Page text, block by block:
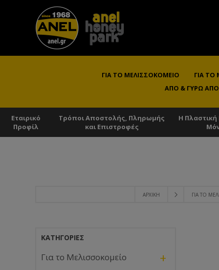
ΓΙΑ ΤΟ ΜΕΛΙΣΣΟΚΟΜΕΊΟ ΓΙΑ ΤΟ
ΑΠΌ & ΓΎΡΩ
Εταιρικό
Προφίλ
Τρόποι Αποστολής, Πληρωμής
και Επιστροφές
Η Πλαστική
ΑΡΧΙΚΉ ΓΙΑ ΤΟ
ΚΑΤΗΓΟΡΊΕΣ
Για το Μελισσοκομείο +